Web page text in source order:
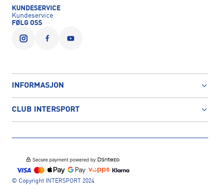
KUNDESERVICE
Kundeservice
FØLG OSS
INFORMASJON
CLUB INTERSPORT
© Copyright INTERSPORT 2024